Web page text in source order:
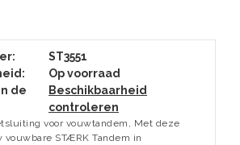
ST3551
Op voorraad
de
Beschikbaarheid
controleren
voor vouwtandem, Met deze
STÆRK Tandem in